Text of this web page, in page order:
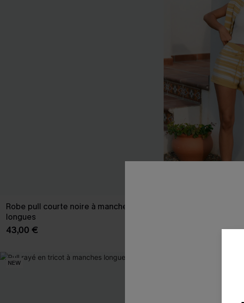
Robe pull courte noire à manches
longues
43,00 €
NEW